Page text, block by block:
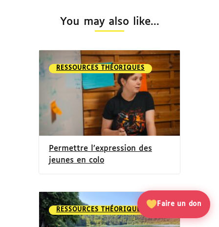
Faire un don
You may also like...
RESSOURCES THÉORIQUES
Permettre l’expression des
jeunes en colo
RESSOURCES THÉORIQUES